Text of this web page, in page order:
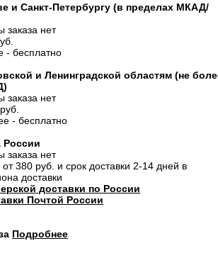
и Санкт-Петербургу (в пределах МКАД/
нет
- бесплатно
и Ленинградской областям (не
нет
- бесплатно
России
нет
380 руб. и срок доставки 2-14 дней в
доставки
доставки по России
Почтой России
Подробнее